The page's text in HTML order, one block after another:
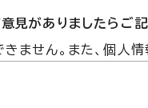
見がありましたらご
ません。また、個人